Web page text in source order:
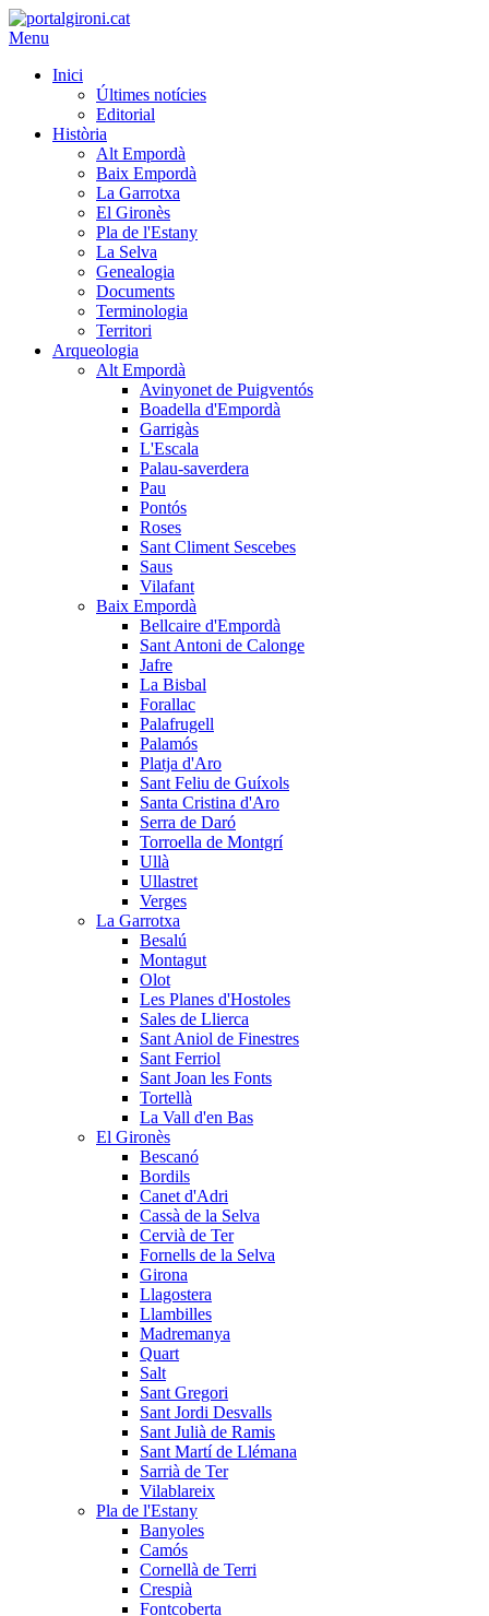
Menu
Inici
Últimes notícies
Editorial
Història
Alt Empordà
Baix Empordà
La Garrotxa
El Gironès
Pla de l'Estany
La Selva
Genealogia
Documents
Terminologia
Territori
Arqueologia
Alt Empordà
Avinyonet de Puigventós
Boadella d'Empordà
Garrigàs
L'Escala
Palau-saverdera
Pau
Pontós
Roses
Sant Climent Sescebes
Saus
Vilafant
Baix Empordà
Bellcaire d'Empordà
Sant Antoni de Calonge
Jafre
La Bisbal
Forallac
Palafrugell
Palamós
Platja d'Aro
Sant Feliu de Guíxols
Santa Cristina d'Aro
Serra de Daró
Torroella de Montgrí
Ullà
Ullastret
Verges
La Garrotxa
Besalú
Montagut
Olot
Les Planes d'Hostoles
Sales de Llierca
Sant Aniol de Finestres
Sant Ferriol
Sant Joan les Fonts
Tortellà
La Vall d'en Bas
El Gironès
Bescanó
Bordils
Canet d'Adri
Cassà de la Selva
Cervià de Ter
Fornells de la Selva
Girona
Llagostera
Llambilles
Madremanya
Quart
Salt
Sant Gregori
Sant Jordi Desvalls
Sant Julià de Ramis
Sant Martí de Llémana
Sarrià de Ter
Vilablareix
Pla de l'Estany
Banyoles
Camós
Cornellà de Terri
Crespià
Fontcoberta